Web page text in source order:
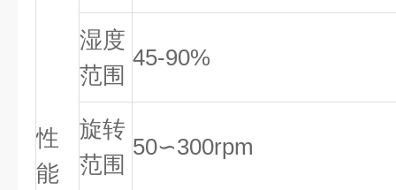
性
能
湿度
范围
45-90%
旋转
范围
50∽300rpm